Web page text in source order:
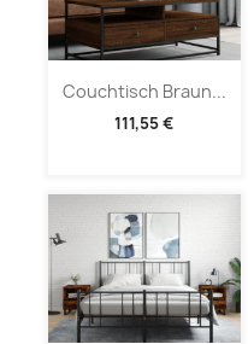
Couchtisch Braun...
111,55 €